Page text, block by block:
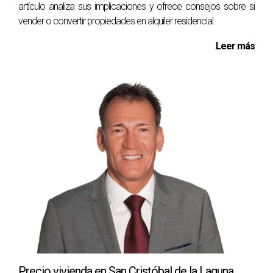
constantes disputas entre vecinos sobre el uso del
espacio común. Esto generó desconfianza entre los
potenciales compradores, quienes preferían evitar
cualquier tipo de conflicto. Al final, Carlos tuvo que
CONCLUSIÓN
Vender una propiedad es un proceso complejo que
requiere atención a muchos detalles que van más allá de lo
que se puede ver en plataformas como Idealista. La
experiencia local y el conocimiento profundo del mercado
son esenciales para obtener una valoración precisa y
maximizar tus oportunidades de venta. Al trabajar con un
agente experto como Pablo Acosta, no solo obtendrás
artículo analiza sus implicaciones y ofrece consejos sobre si
vender o convertir propiedades en alquiler residencial.
Leer más